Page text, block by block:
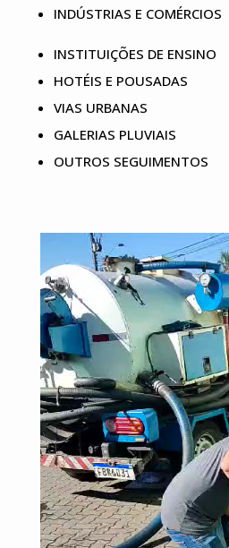
INDÚSTRIAS E COMÉRCIOS
INSTITUIÇÕES DE ENSINO
HOTÉIS E POUSADAS
VIAS URBANAS
GALERIAS PLUVIAIS
OUTROS SEGUIMENTOS